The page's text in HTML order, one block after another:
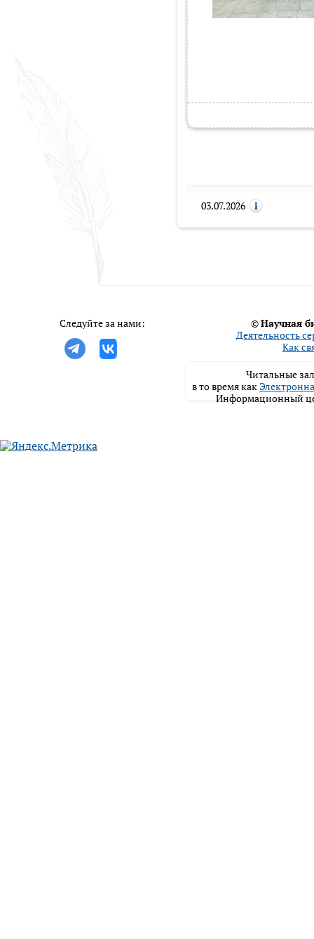
03.07.2026
Следуйте за нами: ©Научная
Деятельность
Как
Читальные
в то время как
Информационный